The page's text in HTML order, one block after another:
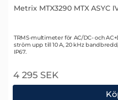
Metrix MTX3290 MTX ASYC
Art. nr 1743
TRMS-multimeter för AC/DC- och
ström upp till 10 A, 20 kHz
IP67.
4 295 SEK